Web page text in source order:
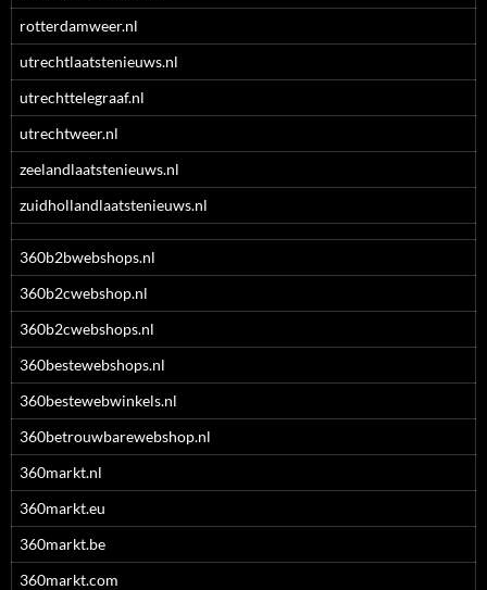
rotterdamweer.nl
utrechtlaatstenieuws.nl
utrechttelegraaf.nl
utrechtweer.nl
zeelandlaatstenieuws.nl
zuidhollandlaatstenieuws.nl
360b2bwebshops.nl
360b2cwebshop.nl
360b2cwebshops.nl
360bestewebshops.nl
360bestewebwinkels.nl
360betrouwbarewebshop.nl
360markt.nl
360markt.eu
360markt.be
360markt.com